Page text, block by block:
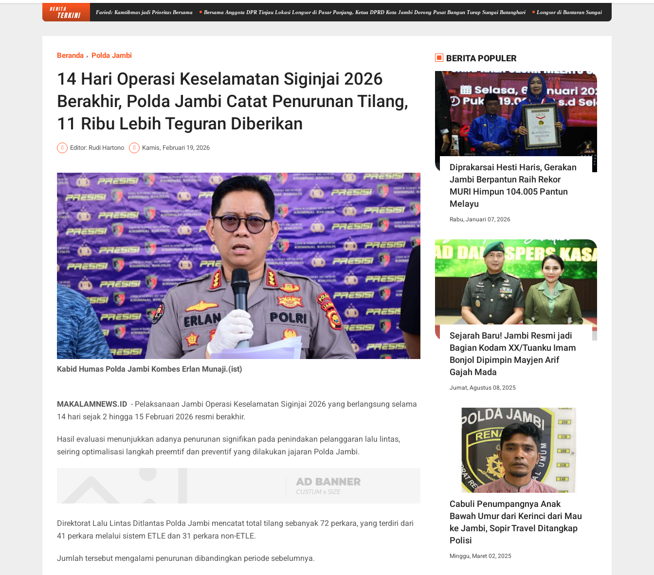
BERITA
TERKINI
Perkuat Sinergi, Kemas Faried: Kamtibmas jadi Prioritas Bersama Bersama Anggota DPR Tinjau Lokasi Longsor di Pasar Panjang, Ketua DPRD Kota Jambi Dorong Pusat Bangun Turap Sungai Batanghari Longsor di Bantaran Sungai Batanghari Ancam Fasilitas
Beranda Polda Jambi
14 Hari Operasi Keselamatan Siginjai 2026
Berakhir, Polda Jambi Catat Penurunan Tilang,
11 Ribu Lebih Teguran Diberikan
Editor: Rudi Hartono Kamis, Februari 19, 2026
Kabid Humas Polda Jambi Kombes Erlan Munaji.(ist)
MAKALAMNEWS.ID - Pelaksanaan Jambi Operasi Keselamatan Siginjai 2026 yang berlangsung selama
14 hari sejak 2 hingga 15 Februari 2026 resmi berakhir.
Hasil evaluasi menunjukkan adanya penurunan signifikan pada penindakan pelanggaran lalu lintas,
seiring optimalisasi langkah preemtif dan preventif yang dilakukan jajaran Polda Jambi.
Direktorat Lalu Lintas Ditlantas Polda Jambi mencatat total tilang sebanyak 72 perkara, yang terdiri dari
41 perkara melalui sistem ETLE dan 31 perkara non-ETLE.
Jumlah tersebut mengalami penurunan dibandingkan periode sebelumnya.
BERITA POPULER
Diprakarsai Hesti Haris, Gerakan
Jambi Berpantun Raih Rekor
MURI Himpun 104.005 Pantun
Melayu
Rabu, Januari 07, 2026
Sejarah Baru! Jambi Resmi jadi
Bagian Kodam XX/Tuanku Imam
Bonjol Dipimpin Mayjen Arif
Gajah Mada
Jumat, Agustus 08, 2025
Cabuli Penumpangnya Anak
Bawah Umur dari Kerinci dari Mau
ke Jambi, Sopir Travel Ditangkap
Polisi
Minggu, Maret 02, 2025